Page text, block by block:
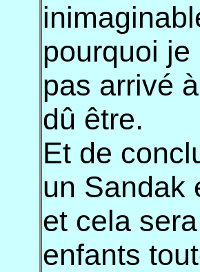
pourquoi
pas arrivé
dû être.
Et de
un Sandak
et cela
enfants